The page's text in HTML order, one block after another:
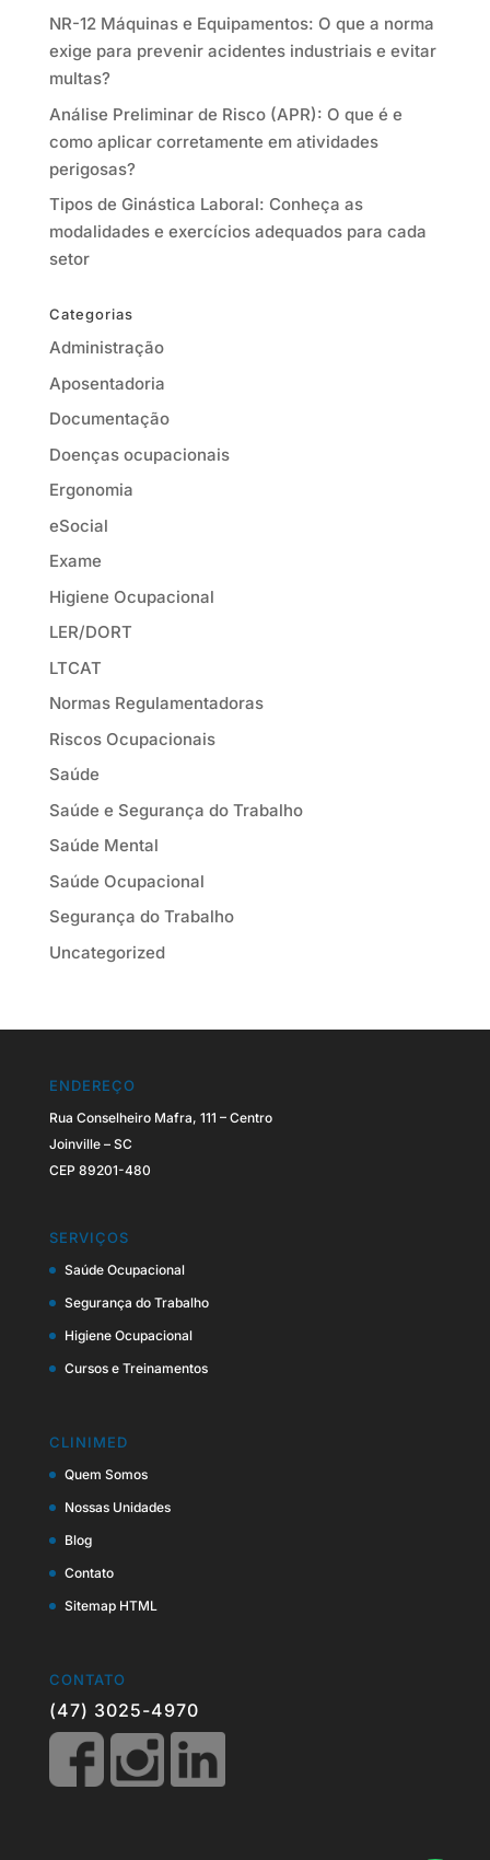
NR-12 Máquinas e Equipamentos: O que a norma
exige para prevenir acidentes industriais e evitar
multas?
Análise Preliminar de Risco (APR): O que é e
como aplicar corretamente em atividades
perigosas?
Tipos de Ginástica Laboral: Conheça as
modalidades e exercícios adequados para cada
setor
Categorias
Administração
Aposentadoria
Documentação
Doenças ocupacionais
Ergonomia
eSocial
Exame
Higiene Ocupacional
LER/DORT
LTCAT
Normas Regulamentadoras
Riscos Ocupacionais
Saúde
Saúde e Segurança do Trabalho
Saúde Mental
Saúde Ocupacional
Segurança do Trabalho
Uncategorized
ENDEREÇO
Rua Conselheiro Mafra, 111 – Centro
Joinville – SC
CEP 89201-480
SERVIÇOS
Saúde Ocupacional
Segurança do Trabalho
Higiene Ocupacional
Cursos e Treinamentos
CLINIMED
Quem Somos
Nossas Unidades
Blog
Contato
Sitemap HTML
CONTATO
(47) 3025-4970